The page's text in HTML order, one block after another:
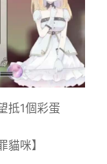
抵1個彩蛋
咪】